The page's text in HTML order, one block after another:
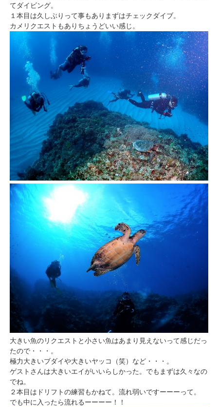
てダイビング。
１本目は久しぶりって事もありまずはチェックダイブ。
カメリクエストもありちょうどいい感じ。
大きい魚のリクエストと小さい魚はあまり見えないって感じだっ
たので・・・。
極力大きいブダイや大きいヤッコ（笑）など・・・。
ゲストさんは大きいエイがいいらしかった。でもまずは久々なの
でね。
２本目はドリフトの練習もかねて。流れ弱いですーーーって。
でも中に入ったら流れるーーーー！！